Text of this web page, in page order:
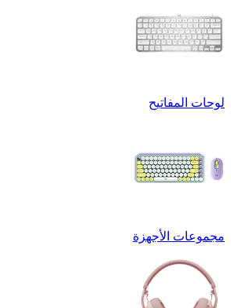
لوحات المفاتيح
مجموعات الأجهزة